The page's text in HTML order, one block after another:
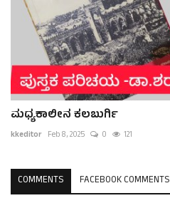
ಮಧ್ಯಕಾಲೀನ ಕಲಬುರ್ಗಿ
kkeditor Feb 8, 2025 0 121
COMMENTS FACEBOOK COMMENTS